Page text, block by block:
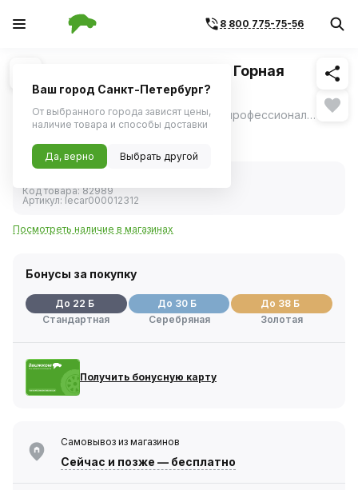
8 800 775-75-56
1/2 Похожие
Полироль пластика аэрозоль Горная
свежесть LECAR 335мл
Полироль пластика аэрозоль LECAR - профессиональное средство для ухода за пластиковыми элементами интерьера автомобиля, которое восстанавливает первоначальный вид и обеспечивает защиту от выгорания. ещё
Код товара:82989
Артикул: lecar000012312
Посмотреть наличие в магазинах
Бонусы за покупку
До 22 Б
Стандартная
До 30 Б
Серебряная
До 38 Б
Золотая
Получить бонусную карту
Самовывоз из магазинов
Сейчас и позже — бесплатно
Ваш город Санкт-Петербург?
От выбранного города зависят цены,
наличие товара и способы доставки
Да, верно Выбрать другой